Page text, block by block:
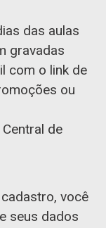
das aulas
gravadas
com o link de
ou
de
você
seus dados